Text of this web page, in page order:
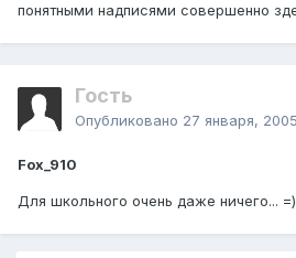
понятными надписями совершенно
Гость
Опубликовано 27 января, 2005
Fox_910
Для школьного очень даже ничего... =)